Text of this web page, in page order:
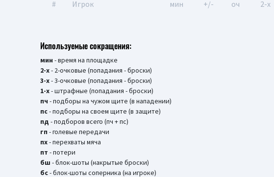
# Игрок мин +/- оч 2-x
Используемые сокращения:
мин - время на площадке
2-х- 2-очковые (попадания - броски)
3-х- 3-очковые (попадания - броски)
1-х- штрафные (попадания - броски)
пч - подборы на чужом щите (в нападении)
пс- подборы на своем щите (в защите)
пд - подборов всего (пч + пс)
гп - голевые передачи
пх- перехваты мяча
пт - потери
бш - блок-шоты (накрытые броски)
бc- блок-шоты соперника (на игроке)